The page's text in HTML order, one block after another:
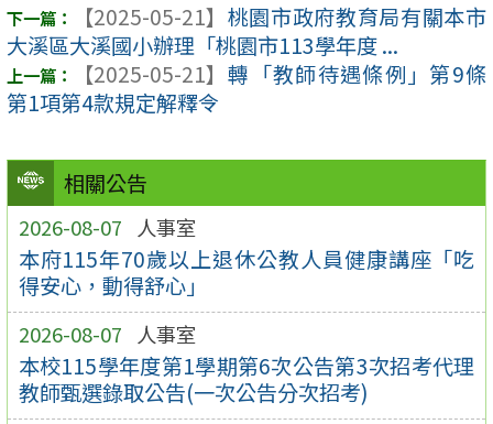
相關公告
2026-08-07 人事室
本府115年70歲以上退休公教人員健康講座「吃
得安心，動得舒心」
2026-08-07 人事室
本校115學年度第1學期第6次公告第3次招考代理
教師甄選錄取公告(一次公告分次招考)
【2025-05-21】 桃園市政府教育局有關本市
大溪區大溪國小辦理「桃園市113學年度 ...
【2025-05-21】 轉「教師待遇條例」第9條
第1項第4款規定解釋令